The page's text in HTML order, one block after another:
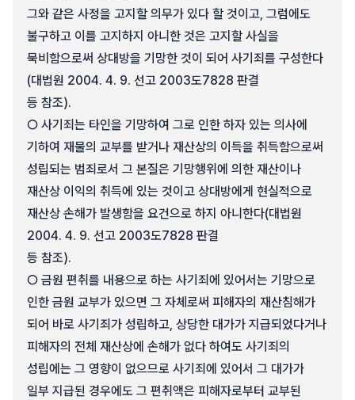
그와 같은 사정을 고지할 의무가 있다 할 것이고, 그럼에도
불구하고 이를 고지하지 아니한 것은 고지할 사실을
묵비함으로써 상대방을 기망한 것이 되어 사기죄를 구성한다
(대법원 2004. 4. 9. 선고 2003도7828 판결
등 참조).
○ 사기죄는 타인을 기망하여 그로 인한 하자 있는 의사에
기하여 재물의 교부를 받거나 재산상의 이득을 취득함으로써
성립되는 범죄로서 그 본질은 기망행위에 의한 재산이나
재산상 이익의 취득에 있는 것이고 상대방에게 현실적으로
재산상 손해가 발생함을 요건으로 하지 아니한다(대법원
2004. 4. 9. 선고 2003도7828 판결
등 참조).
○ 금원 편취를 내용으로 하는 사기죄에 있어서는 기망으로
인한 금원 교부가 있으면 그 자체로써 피해자의 재산침해가
되어 바로 사기죄가 성립하고, 상당한 대가가 지급되었다거나
피해자의 전체 재산상에 손해가 없다 하여도 사기죄의
성립에는 그 영향이 없으므로 사기죄에 있어서 그 대가가
일부 지급된 경우에도 그 편취액은 피해자로부터 교부된